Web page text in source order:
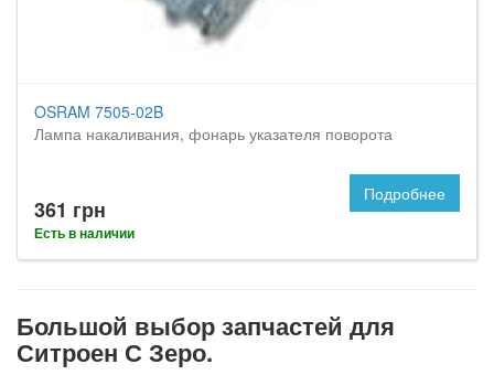
OSRAM 7505-02B
Лампа накаливания, фонарь указателя поворота
361 грн
Есть в наличии
Подробнее
Большой выбор запчастей для
Ситроен С Зеро.